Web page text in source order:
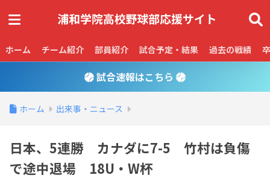
ホーム チーム紹介 部員紹介 試合予定・結果 過去の戦績
試合速報はこちら
ホーム 出来事・ニュース
日本、5連勝 カナダに7-5 竹村は負傷
で途中退場 18U・W杯